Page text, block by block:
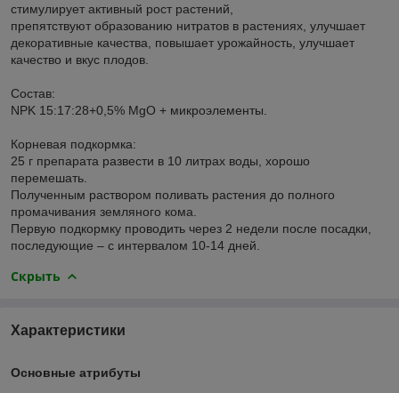
стимулирует активный рост растений,
препятствуют образованию нитратов в растениях, улучшает
декоративные качества, повышает урожайность, улучшает
качество и вкус плодов.
Состав:
NPK 15:17:28+0,5% MgO + микроэлементы.
Корневая подкормка:
25 г препарата развести в 10 литрах воды, хорошо
перемешать.
Полученным раствором поливать растения до полного
промачивания земляного кома.
Первую подкормку проводить через 2 недели после посадки,
последующие – с интервалом 10-14 дней.
Скрыть
Характеристики
Основные атрибуты